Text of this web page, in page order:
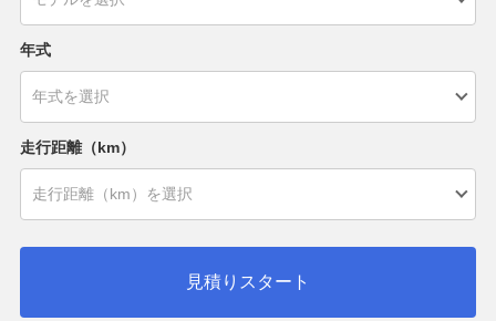
年式
走行距離（km）
見積りスタート